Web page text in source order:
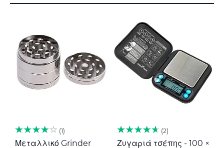
1
Μεταλλικό Grinder
2
Ζυγαριά τσέπης - 100 ×